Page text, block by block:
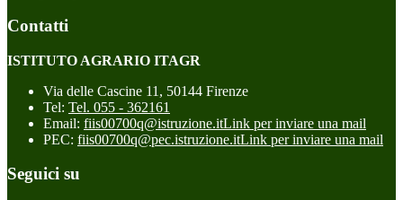
Contatti
ISTITUTO AGRARIO ITAGR
Via delle Cascine 11, 50144 Firenze
Tel: Tel. 055 - 362161
Email: fiis00700q@istruzione.itLink per inviare una mail
PEC: fiis00700q@pec.istruzione.itLink per inviare una mail
Seguici su